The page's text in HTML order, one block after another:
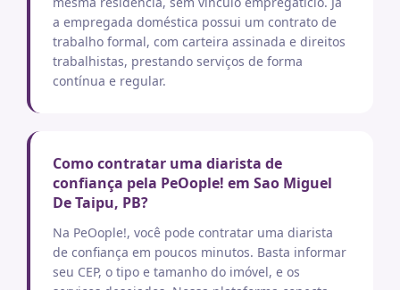
a empregada doméstica possui um contrato de
trabalho formal, com carteira assinada e direitos
trabalhistas, prestando serviços de forma
contínua e regular.
Como contratar uma diarista de
confiança pela PeOople! em Sao Miguel
De Taipu, PB?
Na PeOople!, você pode contratar uma diarista
de confiança em poucos minutos. Basta informar
seu CEP, o tipo e tamanho do imóvel, e os